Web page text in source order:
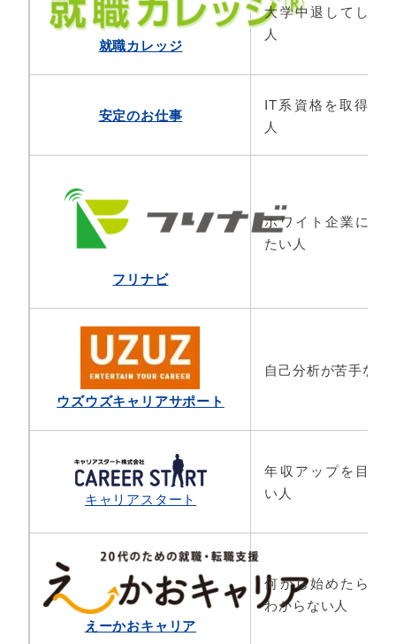
就職カレッジ
大学中退してしま
人
安定のお仕事
IT系資格を取得し
人
フリナビ
ホワイト企業に就
たい人
ウズウズキャリアサポート
自己分析が苦手な人
キャリアスタート
年収アップを目指
い人
えーかおキャリア
何から始めたら良
わからない人